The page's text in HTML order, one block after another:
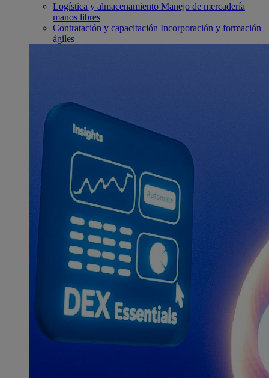
Logística y almacenamiento Manejo de mercadería
manos libres
Contratación y capacitación Incorporación y formación
ágiles